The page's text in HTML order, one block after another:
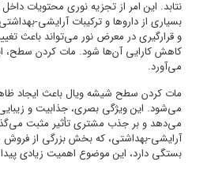
نتابد. این امر از تجزیه نوری محتویات
بسیاری از داروها و ترکیبات آرایشی-
و قرارگیری در معرض نور می‌تواند باعث
کاهش کارایی آن‌ها شود. مات کردن سطح،
می‌آورد.
مات کردن سطح شیشه ویال باعث ایجاد
می‌شود. این ویژگی بصری، جذابیت و
می‌دهد و بر جذب مشتری تأثیر مثبت
آرایشی-بهداشتی، که بخش بزرگی از
بستگی دارد، این موضوع اهمیت زیادی